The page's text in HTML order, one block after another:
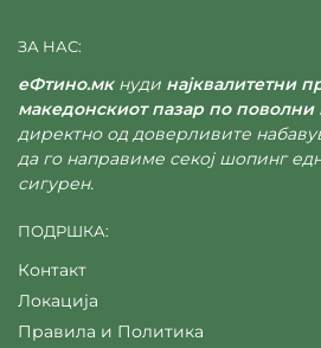
ЗА НАС:
еФтино.мкнуди најквалитетни
македонскиот пазар по поволни
директно од доверливите
да го направиме секој шопинг
сигурен.
ПОДРШКА:
Контакт
Локација
Правила и Политика